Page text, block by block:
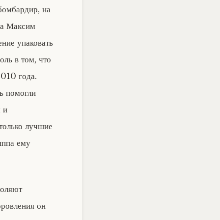
на
Максим
упаковать
в том, что
года.
помогли
и
лучшие
ему
он